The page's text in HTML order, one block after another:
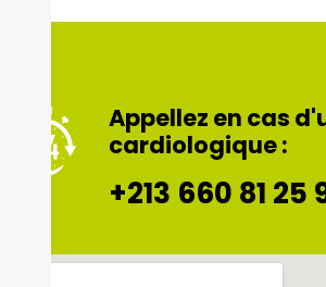
Appellez en cas
cardiologique :
+213 660 81 25